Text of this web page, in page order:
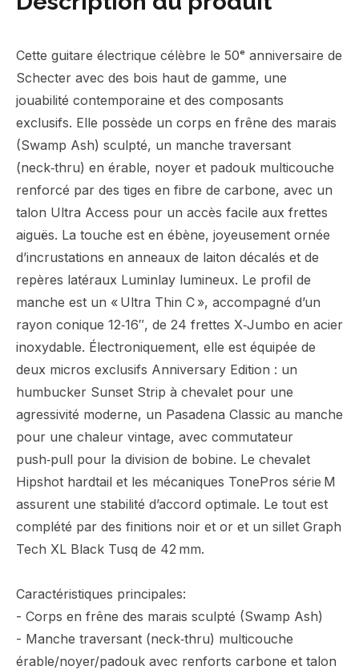
Cette guitare électrique célèbre le 50ᵉ anniversaire de
Schecter avec des bois haut de gamme, une
jouabilité contemporaine et des composants
exclusifs. Elle possède un corps en frêne des marais
(Swamp Ash) sculpté, un manche traversant
(neck‑thru) en érable, noyer et padouk multicouche
renforcé par des tiges en fibre de carbone, avec un
talon Ultra Access pour un accès facile aux frettes
aiguës. La touche est en ébène, joyeusement ornée
d’incrustations en anneaux de laiton décalés et de
repères latéraux Luminlay lumineux. Le profil de
manche est un « Ultra Thin C », accompagné d’un
rayon conique 12‑16″, de 24 frettes X‑Jumbo en acier
inoxydable. Électroniquement, elle est équipée de
deux micros exclusifs Anniversary Edition : un
humbucker Sunset Strip à chevalet pour une
agressivité moderne, un Pasadena Classic au manche
pour une chaleur vintage, avec commutateur
push‑pull pour la division de bobine. Le chevalet
Hipshot hardtail et les mécaniques TonePros série M
assurent une stabilité d’accord optimale. Le tout est
complété par des finitions noir et or et un sillet Graph
Tech XL Black Tusq de 42 mm.
Caractéristiques principales:
- Corps en frêne des marais sculpté (Swamp Ash)
- Manche traversant (neck‑thru) multicouche
érable/noyer/padouk avec renforts carbone et talon